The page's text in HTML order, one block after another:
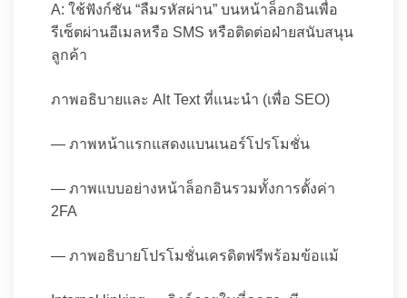
A: ใช้ฟังก์ชัน “ลืมรหัสผ่าน” บนหน้าล็อกอินเพื่อ
รีเซ็ตผ่านอีเมลหรือ SMS หรือติดต่อฝ่ายสนับสนุน
ลูกค้า
ภาพอธิบายและ Alt Text ที่แนะนำ (เพื่อ SEO)
— ภาพหน้าแรกแสดงแบนเนอร์โปรโมชั่น
— ภาพแบบอย่างหน้าล็อกอินรวมทั้งการตั้งค่า
2FA
— ภาพอธิบายโปรโมชั่นเครดิตฟรีพร้อมข้อแม้